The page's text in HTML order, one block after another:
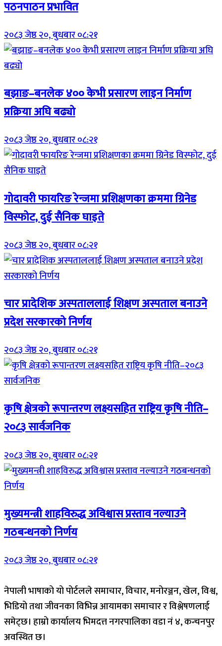
पठनपाठन प्रभावित
२०८३ जेष्ठ २०, बुधबार ०८:२१
बझाङ–बनलेक ४०० केभी प्रसारण लाइन निर्माण
प्रक्रिया अघि बढ्यो
२०८३ जेष्ठ २०, बुधबार ०८:२१
गोदावरी फायरिङ रेन्जमा प्रशिक्षणका क्रममा ग्रिनेड
विस्फोट, दुई सैनिक घाइते
२०८३ जेष्ठ २०, बुधबार ०८:२१
चार प्रादेशिक अस्पताललाई शिक्षण अस्पताल बनाउने
प्रदेश सरकारको निर्णय
२०८३ जेष्ठ २०, बुधबार ०८:२१
कृषि क्षेत्रको रूपान्तरण लक्ष्यसहित राष्ट्रिय कृषि नीति–
२०८३ सार्वजनिक
२०८३ जेष्ठ २०, बुधबार ०८:२१
मुख्यमन्त्री शाहविरुद्ध अविश्वास प्रस्ताव नल्याउने
गठबन्धनको निर्णय
२०८३ जेष्ठ २०, बुधबार ०८:२१
नेपाली भाषाको यो पोर्टलले समाचार, विचार, मनोरञ्जन, खेल, विश्व,
भिडियो तथा जीवनका विभिन्न आयामका समाचार र विश्लेषणलाई
समेट्छ। हाम्रो कार्यालय भिमदत्त नगरपालिका वडा नं ४, कन्चनपुर
अवस्थित छ।